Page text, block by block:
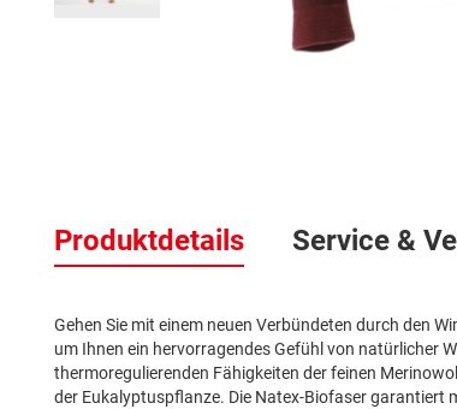
der
Bildergalerie
Produktdetails
Gehen Sie mit einem neuen Verbündeten durch den
um Ihnen ein hervorragendes Gefühl von natürlicher
thermoregulierenden Fähigkeiten der feinen
der Eukalyptuspflanze. Die Natex-Biofaser garantiert
Service &